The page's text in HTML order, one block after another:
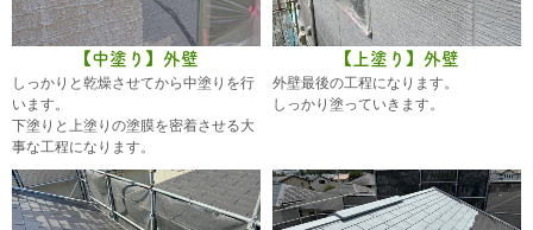
【中塗り】外壁
しっかりと乾燥させてから中塗りを行
います。
下塗りと上塗りの塗膜を密着させる大
事な工程になります。
【上塗り】外壁
外壁最後の工程になります。
しっかり塗っていきます。